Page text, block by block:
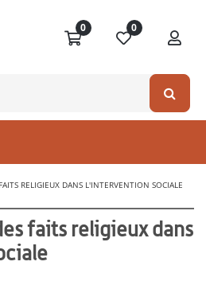
0 0
RELIGIEUX DANS L'INTERVENTION SOCIALE
faits religieux dans